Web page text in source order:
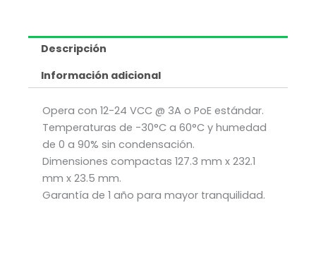
Descripción
Información adicional
Opera con 12-24 VCC @ 3A o PoE estándar.
Temperaturas de -30°C a 60°C y humedad
de 0 a 90% sin condensación.
Dimensiones compactas 127.3 mm x 232.1
mm x 23.5 mm.
Garantía de 1 año para mayor tranquilidad.